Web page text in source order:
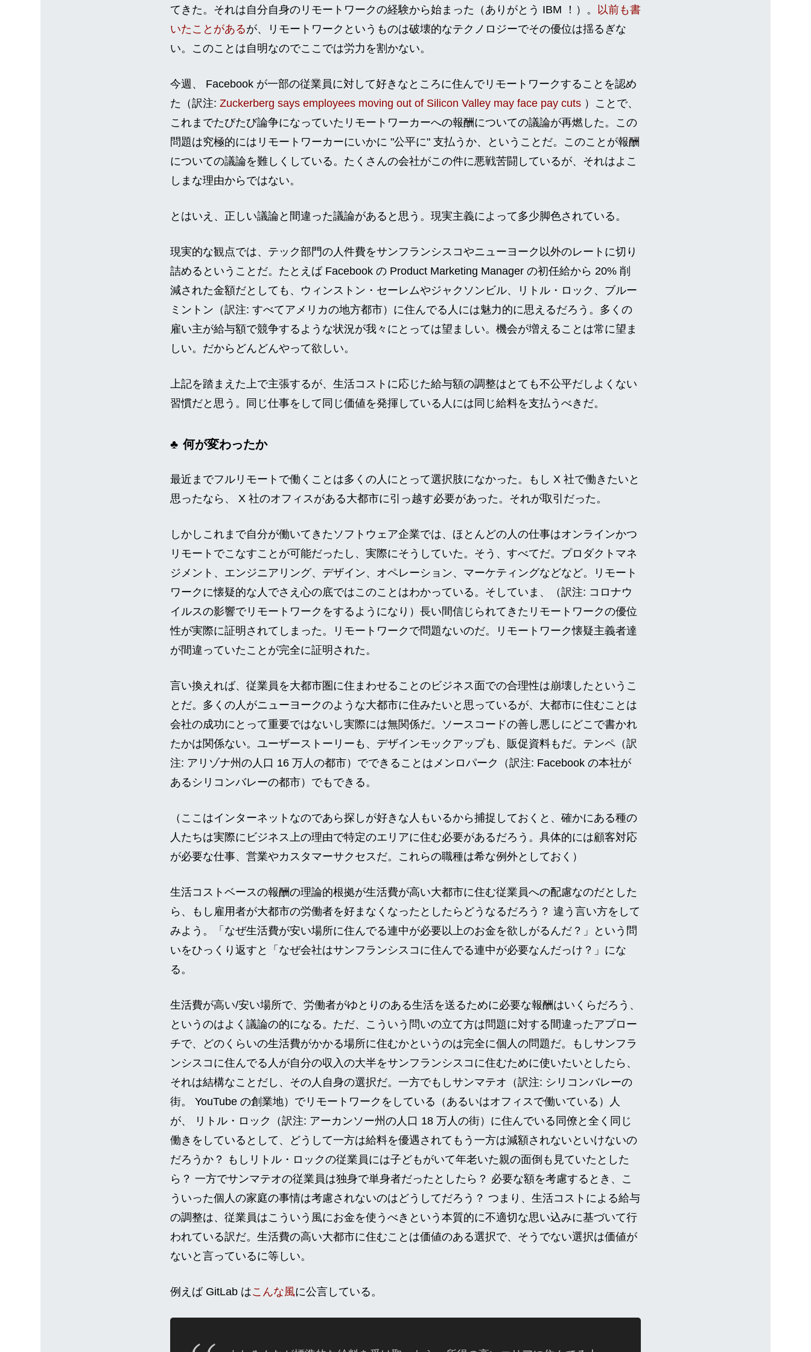
てきた。それは自分自身のリモートワークの経験から始まった（ありがとう IBM ！）。 以前も書
いたことがあるが、リモートワークというものは破壊的なテクノロジーでその優位は揺るぎな
い。このことは自明なのでここでは労力を割かない。
今週、 Facebook が一部の従業員に対して好きなところに住んでリモートワークすることを認め
た（訳注: Zuckerberg says employees moving out of Silicon Valley may face pay cuts ）ことで、
これまでたびたび論争になっていたリモートワーカーへの報酬についての議論が再燃した。この
問題は究極的にはリモートワーカーにいかに "公平に" 支払うか、ということだ。このことが報酬
についての議論を難しくしている。たくさんの会社がこの件に悪戦苦闘しているが、それはよこ
しまな理由からではない。
とはいえ、正しい議論と間違った議論があると思う。現実主義によって多少脚色されている。
現実的な観点では、テック部門の人件費をサンフランシスコやニューヨーク以外のレートに切り
詰めるということだ。たとえば Facebook の Product Marketing Manager の初任給から 20% 削
減された金額だとしても、ウィンストン・セーレムやジャクソンビル、リトル・ロック、ブルー
ミントン（訳注: すべてアメリカの地方都市）に住んでる人には魅力的に思えるだろう。多くの
雇い主が給与額で競争するような状況が我々にとっては望ましい。機会が増えることは常に望ま
しい。だからどんどんやって欲しい。
上記を踏まえた上で主張するが、生活コストに応じた給与額の調整はとても不公平だしよくない
習慣だと思う。同じ仕事をして同じ価値を発揮している人には同じ給料を支払うべきだ。
何が変わったか
最近までフルリモートで働くことは多くの人にとって選択肢になかった。もし X 社で働きたいと
思ったなら、 X 社のオフィスがある大都市に引っ越す必要があった。それが取引だった。
しかしこれまで自分が働いてきたソフトウェア企業では、ほとんどの人の仕事はオンラインかつ
リモートでこなすことが可能だったし、実際にそうしていた。そう、すべてだ。プロダクトマネ
ジメント、エンジニアリング、デザイン、オペレーション、マーケティングなどなど。リモート
ワークに懐疑的な人でさえ心の底ではこのことはわかっている。そしていま、（訳注: コロナウ
イルスの影響でリモートワークをするようになり）長い間信じられてきたリモートワークの優位
性が実際に証明されてしまった。リモートワークで問題ないのだ。リモートワーク懐疑主義者達
が間違っていたことが完全に証明された。
言い換えれば、従業員を大都市圏に住まわせることのビジネス面での合理性は崩壊したというこ
とだ。多くの人がニューヨークのような大都市に住みたいと思っているが、大都市に住むことは
会社の成功にとって重要ではないし実際には無関係だ。ソースコードの善し悪しにどこで書かれ
たかは関係ない。ユーザーストーリーも、デザインモックアップも、販促資料もだ。テンペ（訳
注: アリゾナ州の人口 16 万人の都市）でできることはメンロパーク（訳注: Facebook の本社が
あるシリコンバレーの都市）でもできる。
（ここはインターネットなのであら探しが好きな人もいるから捕捉しておくと、確かにある種の
人たちは実際にビジネス上の理由で特定のエリアに住む必要があるだろう。具体的には顧客対応
が必要な仕事、営業やカスタマーサクセスだ。これらの職種は希な例外としておく）
生活コストベースの報酬の理論的根拠が生活費が高い大都市に住む従業員への配慮なのだとした
ら、もし雇用者が大都市の労働者を好まなくなったとしたらどうなるだろう？ 違う言い方をして
みよう。「なぜ生活費が安い場所に住んでる連中が必要以上のお金を欲しがるんだ？」という問
いをひっくり返すと「なぜ会社はサンフランシスコに住んでる連中が必要なんだっけ？」にな
る。
生活費が高い/安い場所で、労働者がゆとりのある生活を送るために必要な報酬はいくらだろう、
というのはよく議論の的になる。ただ、こういう問いの立て方は問題に対する間違ったアプロー
チで、どのくらいの生活費がかかる場所に住むかというのは完全に個人の問題だ。もしサンフラ
ンシスコに住んでる人が自分の収入の大半をサンフランシスコに住むために使いたいとしたら、
それは結構なことだし、その人自身の選択だ。一方でもしサンマテオ（訳注: シリコンバレーの
街。 YouTube の創業地）でリモートワークをしている（あるいはオフィスで働いている）人
が、 リトル・ロック（訳注: アーカンソー州の人口 18 万人の街）に住んでいる同僚と全く同じ
働きをしているとして、どうして一方は給料を優遇されてもう一方は減額されないといけないの
だろうか？ もしリトル・ロックの従業員には子どもがいて年老いた親の面倒も見ていたとした
ら？ 一方でサンマテオの従業員は独身で単身者だったとしたら？ 必要な額を考慮するとき、こ
ういった個人の家庭の事情は考慮されないのはどうしてだろう？ つまり、生活コストによる給与
の調整は、従業員はこういう風にお金を使うべきという本質的に不適切な思い込みに基づいて行
われている訳だ。生活費の高い大都市に住むことは価値のある選択で、そうでない選択は価値が
ないと言っているに等しい。
例えば GitLab はこんな風に公言している。